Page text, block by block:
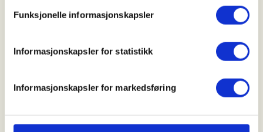
Funksjonelle informasjonskapsler
Informasjonskapsler for statistikk
Informasjonskapsler for markedsføring
Påmelding